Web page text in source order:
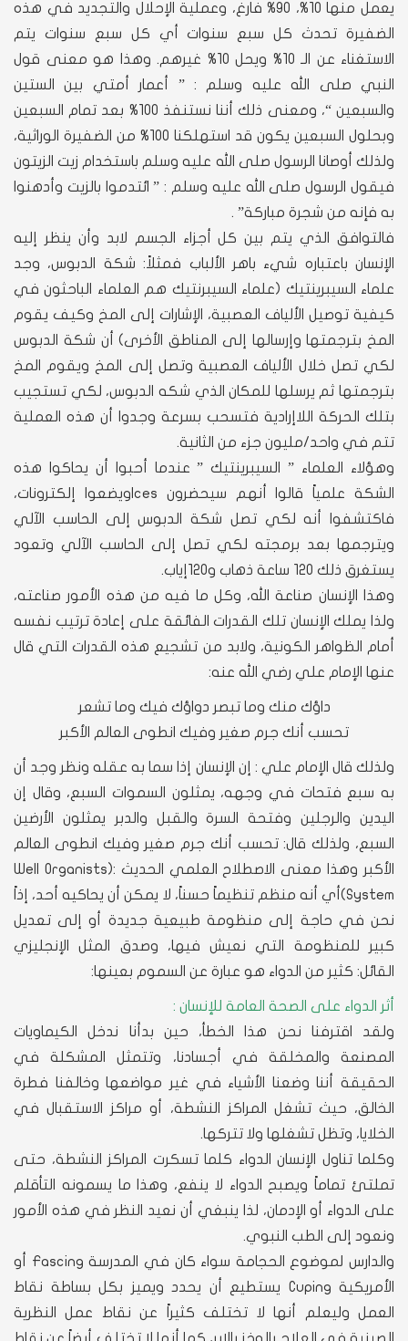
يعمل منها 10%، 90% فارغ، وعملية الإحلال والتجديد في هذه
الضفيرة تحدث كل سبع سنوات أي كل سبع سنوات يتم
الاستغناء عن الـ 10% ويحل 10% غيرهم. وهذا هو معنى قول
النبي صلى الله عليه وسلم : ” أعمار أمتي بين الستين
والسبعين “، ومعنى ذلك أننا نستنفذ 100% بعد تمام السبعين
وبحلول السبعين يكون قد استهلكنا 100% من الضفيرة الوراثية،
ولذلك أوصانا الرسول صلى الله عليه وسلم باستخدام زيت الزيتون
فيقول الرسول صلى الله عليه وسلم : ” ائتدموا بالزيت وأدهنوا
به فإنه من شجرة مباركة” .
فالتوافق الذي يتم بين كل أجزاء الجسم لابد وأن ينظر إليه
الإنسان باعتباره شيء باهر الألباب فمثلاً: شكة الدبوس، وجد
علماء السيبرينتيك (علماء السيبرنتيك هم العلماء الباحثون في
كيفية توصيل الألياف العصبية، الإشارات إلى المخ وكيف يقوم
المخ بترجمتها وإرسالها إلى المناطق الأخرى) أن شكة الدبوس
لكي تصل خلال الألياف العصبية وتصل إلى المخ ويقوم المخ
بترجمتها ثم يرسلها للمكان الذي شكه الدبوس، لكي تستجيب
بتلك الحركة اللاإرادية فتسحب بسرعة وجدوا أن هذه العملية
تتم في واحد/مليون جزء من الثانية.
وهؤلاء العلماء ” السيبرينتيك ” عندما أحبوا أن يحاكوا هذه
الشكة علمياً قالوا أنهم سيحضرون Icesويضعوا إلكترونات،
فاكتشفوا أنه لكي تصل شكة الدبوس إلى الحاسب الآلي
ويترجمها بعد برمجته لكي تصل إلى الحاسب الآلي وتعود
يستغرق ذلك 120 ساعة ذهاب و120إياب.
وهذا الإنسان صناعة الله، وكل ما فيه من هذه الأمور صناعته،
ولذا يملك الإنسان تلك القدرات الفائقة على إعادة ترتيب نفسه
أمام الظواهر الكونية، ولابد من تشجيع هذه القدرات التي قال
عنها الإمام علي رضي الله عنه:
داؤك منك وما تبصر دواؤك فيك وما تشعر
تحسب أنك جرم صغير وفيك انطوى العالم الأكبر
ولذلك قال الإمام علي : إن الإنسان إذا سما به عقله ونظر وجد أن
به سبع فتحات في وجهه، يمثلون السموات السبع، وقال إن
اليدين والرجلين وفتحة السرة والقبل والدبر يمثلون الأرضين
السبع، ولذلك قال: تحسب أنك جرم صغير وفيك انطوى العالم
الأكبر وهذا معنى الاصطلاح العلمي الحديث :(Well Organists
System)أي أنه منظم تنظيماً حسناً، لا يمكن أن يحاكيه أحد، إذاً
نحن في حاجة إلى منظومة طبيعية جديدة أو إلى تعديل
كبير للمنظومة التي نعيش فيها، وصدق المثل الإنجليزي
القائل: كثير من الدواء هو عبارة عن السموم بعينها:
أثر الدواء على الصحة العامة للإنسان :
ولقد اقترفنا نحن هذا الخطأ، حين بدأنا ندخل الكيماويات
المصنعة والمخلقة في أجسادنا، وتتمثل المشكلة في
الحقيقة أننا وضعنا الأشياء في غير مواضعها وخالفنا فطرة
الخالق، حيث تشغل المراكز النشطة، أو مراكز الاستقبال في
الخلايا، وتظل تشغلها ولا تتركها.
وكلما تناول الإنسان الدواء كلما تسكرت المراكز النشطة، حتى
تملتئ تماماً ويصبح الدواء لا ينفع، وهذا ما يسمونه التأقلم
على الدواء أو الإدمان، لذا ينبغي أن نعيد النظر في هذه الأمور
ونعود إلى الطب النبوي.
والدارس لموضوع الحجامة سواء كان في المدرسة Fascing أو
الأمريكية Cuping يستطيع أن يحدد ويميز بكل بساطة نقاط
العمل وليعلم أنها لا تختلف كثيراً عن نقاط عمل النظرية